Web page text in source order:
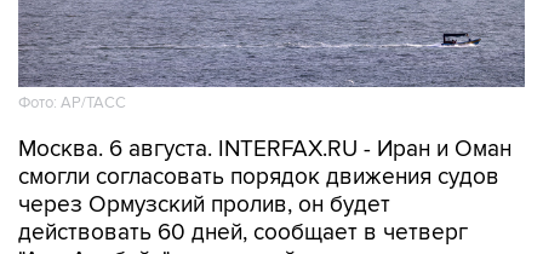
Фото: AP/ТАСС
Москва. 6 августа. INTERFAX.RU - Иран и Оман
смогли согласовать порядок движения судов
через Ормузский пролив, он будет
действовать 60 дней, сообщает в четверг